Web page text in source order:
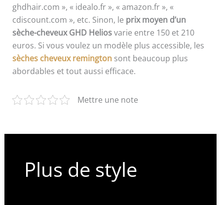
ghdhair.com », « idealo.fr », « amazon.fr », «
cdiscount.com », etc. Sinon, le prix moyen d’un
sèche-cheveux GHD Heliosvarie entre 150 et 210
euros. Si vous voulez un modèle plus accessible, les
sèches cheveux remingtonsont beaucoup plus
abordables et tout aussi efficace.
Mettre une note
Plus de style